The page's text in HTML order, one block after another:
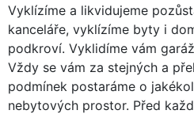
Vyklízíme a likvidujeme
kanceláře, vyklízíme byty i
podkroví. Vyklidíme vám
Vždy se vám za stejných a
podmínek postaráme o
nebytových prostor. Před